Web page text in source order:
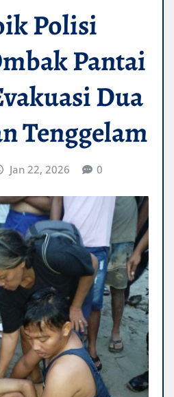
Polisi
Pantai
Dua
Tenggelam
Jan 22, 2026 0